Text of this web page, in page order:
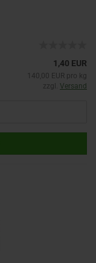
1,40 EUR
140,00 EUR pro kg
zzgl. Versand